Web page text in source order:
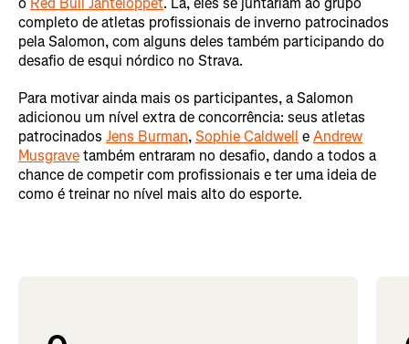
completo de atletas profissionais de inverno patrocinados
pela Salomon, com alguns deles também participando do
desafio de esqui nórdico no Strava.
Para motivar ainda mais os participantes, a Salomon
adicionou um nível extra de concorrência: seus atletas
patrocinados Jens Burman,Sophie Caldwell eAndrew
Musgravetambém entraram no desafio, dando a todos a
chance de competir com profissionais e ter uma ideia de
como é treinar no nível mais alto do esporte.